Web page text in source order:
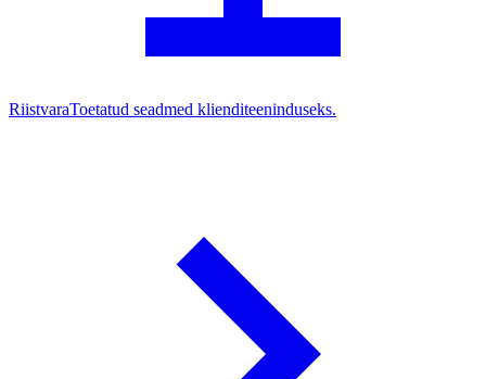
RiistvaraToetatud seadmed klienditeeninduseks.